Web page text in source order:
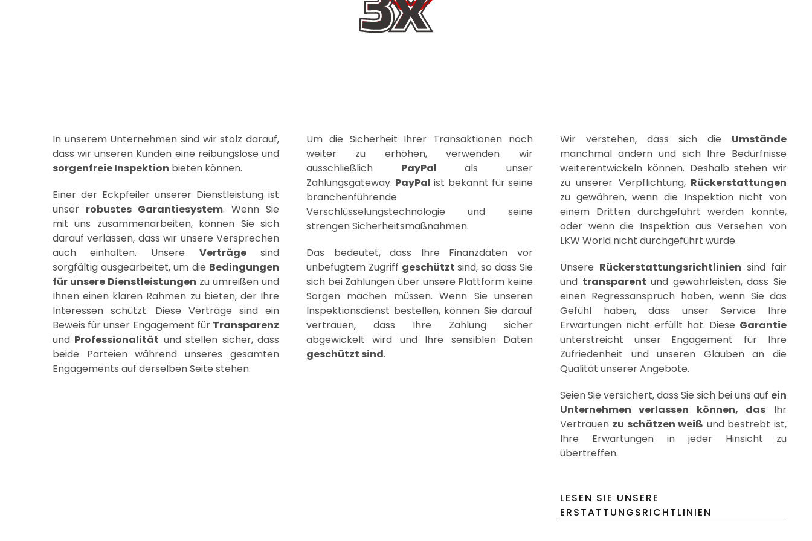
In unserem Unternehmen sind wir stolz darauf,
dass wir unseren Kunden eine reibungslose und
sorgenfreie Inspektion bieten können.
Einer der Eckpfeiler unserer Dienstleistung ist
unser robustes Garantiesystem. Wenn Sie
mit uns zusammenarbeiten, können Sie sich
darauf verlassen, dass wir unsere Versprechen
auch einhalten. Unsere Verträgesind
sorgfältig ausgearbeitet, um die Bedingungen
für unsere Dienstleistungen zu umreißen und
Ihnen einen klaren Rahmen zu bieten, der Ihre
Interessen schützt. Diese Verträge sind ein
Beweis für unser Engagement für Transparenz
und Professionalität und stellen sicher, dass
beide Parteien während unseres gesamten
Engagements auf derselben Seite stehen.
Um die Sicherheit Ihrer Transaktionen noch
weiter zu erhöhen, verwenden wir
ausschließlich PayPal als unser
Zahlungsgateway. PayPal ist bekannt für seine
branchenführende
Verschlüsselungstechnologie und seine
strengen Sicherheitsmaßnahmen.
Das bedeutet, dass Ihre Finanzdaten vor
unbefugtem Zugriff geschützt sind, so dass Sie
sich bei Zahlungen über unsere Plattform keine
Sorgen machen müssen. Wenn Sie unseren
Inspektionsdienst bestellen, können Sie darauf
vertrauen, dass Ihre Zahlung sicher
abgewickelt wird und Ihre sensiblen Daten
geschützt sind.
Wir verstehen, dass sich die Umstände
manchmal ändern und sich Ihre Bedürfnisse
weiterentwickeln können. Deshalb stehen wir
zu unserer Verpflichtung,Rückerstattungen
zu gewähren, wenn die Inspektion nicht von
einem Dritten durchgeführt werden konnte,
oder wenn die Inspektion aus Versehen von
LKW World nicht durchgeführt wurde.
Unsere Rückerstattungsrichtlinien sind fair
und transparent und gewährleisten, dass Sie
einen Regressanspruch haben, wenn Sie das
Gefühl haben, dass unser Service Ihre
Erwartungen nicht erfüllt hat. Diese Garantie
unterstreicht unser Engagement für Ihre
Zufriedenheit und unseren Glauben an die
Qualität unserer Angebote.
Seien Sie versichert, dass Sie sich bei uns auf ein
Unternehmen verlassen können, das Ihr
Vertrauen zu schätzen weiß und bestrebt ist,
Ihre Erwartungen in jeder Hinsicht zu
übertreffen.
LESEN SIE UNSERE
ERSTATTUNGSRICHTLINIEN